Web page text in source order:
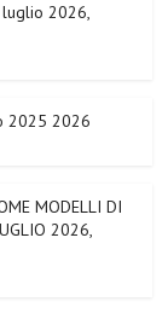
luglio 2026,
2025 2026
MODELLI DI
2026,